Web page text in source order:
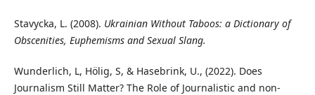
Stavycka, L. (2008). Ukrainian Without Taboos: a Dictionary of
Obscenities, Euphemisms and Sexual Slang.
Wunderlich, L, Hölig, S, & Hasebrink, U., (2022). Does
Journalism Still Matter? The Role of Journalistic and non-